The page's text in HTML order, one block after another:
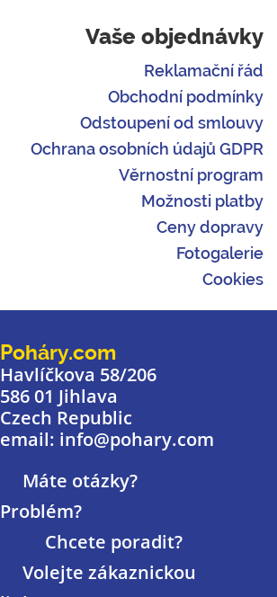
Vaše objednávky
Reklamační řád
Obchodní podmínky
Odstoupení od smlouvy
Ochrana osobních údajů GDPR
Věrnostní program
Možnosti platby
Ceny dopravy
Fotogalerie
Cookies
Poháry.com
Havlíčkova 58/206
586 01 Jihlava
Czech Republic
email: info@pohary.com
Máte otázky?
Problém?
Chcete poradit?
Volejte zákaznickou